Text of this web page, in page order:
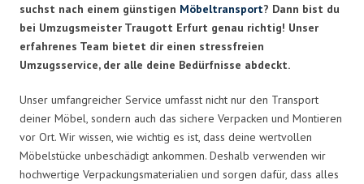
suchst nach einem günstigen Möbeltransport? Dann bist du
bei Umzugsmeister Traugott Erfurt genau richtig! Unser
erfahrenes Team bietet dir einen stressfreien
Umzugsservice, der alle deine Bedürfnisse abdeckt.
Unser umfangreicher Service umfasst nicht nur den Transport
deiner Möbel, sondern auch das sichere Verpacken und Montieren
vor Ort. Wir wissen, wie wichtig es ist, dass deine wertvollen
Möbelstücke unbeschädigt ankommen. Deshalb verwenden wir
hochwertige Verpackungsmaterialien und sorgen dafür, dass alles